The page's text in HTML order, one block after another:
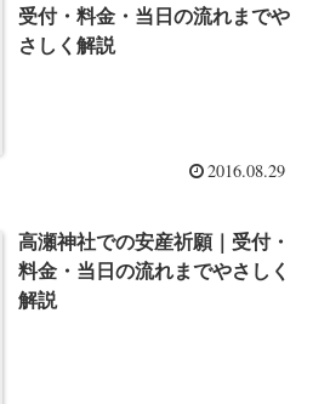
受付・料金・当日の流れまでや
さしく解説
2016.08.29
高瀬神社での安産祈願｜受付・
料金・当日の流れまでやさしく
解説